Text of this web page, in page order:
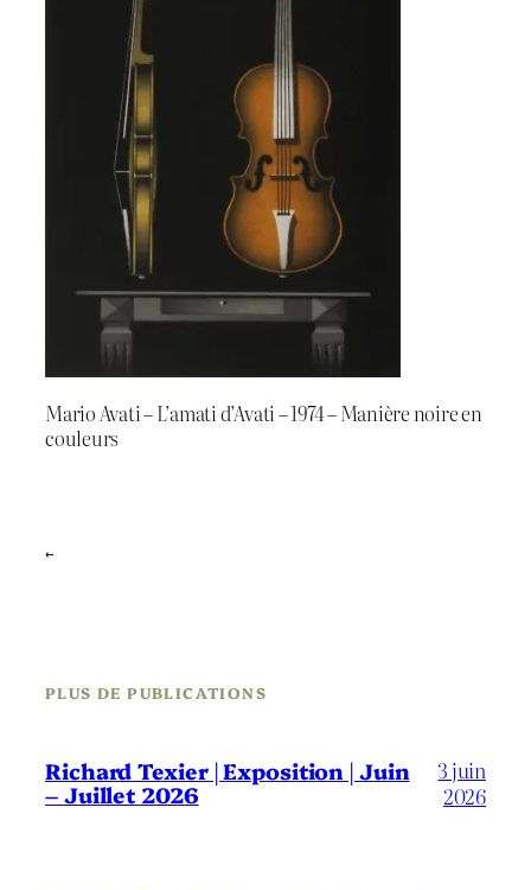
Mario Avati – L’amati d’Avati – 1974 – Manière noire en
couleurs
←
PLUS DE PUBLICATIONS
Richard Texier | Exposition | Juin
– Juillet 2026
3 juin
2026